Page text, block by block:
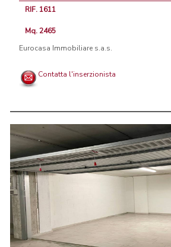
RIF. 1611
Mq. 2465
Eurocasa Immobiliare s.a.s.
Contatta l'inserzionista